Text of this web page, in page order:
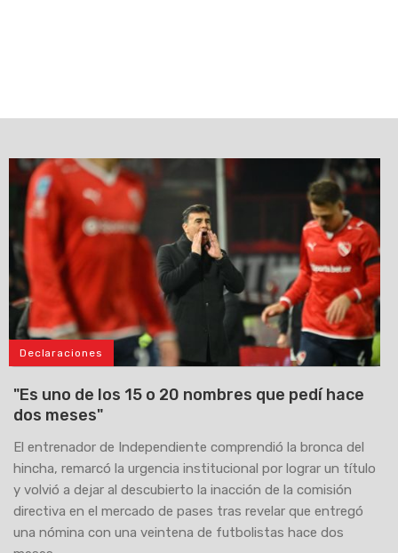
Declaraciones
"Es uno de los 15 o 20 nombres que pedí hace
dos meses"
El entrenador de Independiente comprendió la bronca del
hincha, remarcó la urgencia institucional por lograr un título
y volvió a dejar al descubierto la inacción de la comisión
directiva en el mercado de pases tras revelar que entregó
una nómina con una veintena de futbolistas hace dos